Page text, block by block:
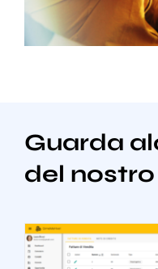
Guarda
del